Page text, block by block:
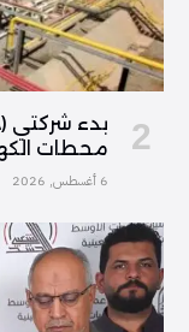
بدء شركتي
محطات
6 أغسطس, 2026